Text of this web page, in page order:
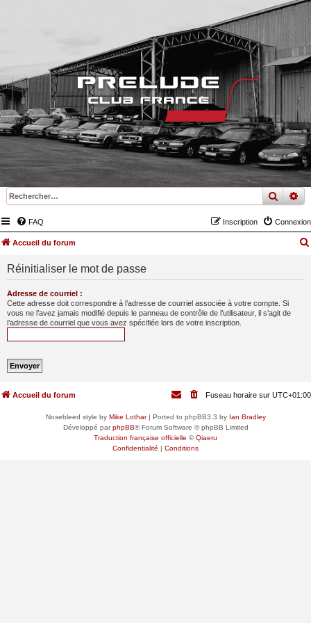
FAQ Connexion
Inscription
Accueil du forum
Réinitialiser le mot de passe
Adresse de courriel :
Cette adresse doit correspondre à l’adresse de courriel associée à votre compte. Si
vous ne l’avez jamais modifié depuis le panneau de contrôle de l’utilisateur, il s’agit de
l’adresse de courriel que vous avez spécifiée lors de votre inscription.
Accueil du forum Fuseau horaire sur UTC+01:00
Nosebleed style by Mike Lothar| Ported to phpBB3.3 by Ian Bradley
Développé parphpBB® Forum Software © phpBB Limited
Traduction française officielle ©Qiaeru
Confidentialité | Conditions